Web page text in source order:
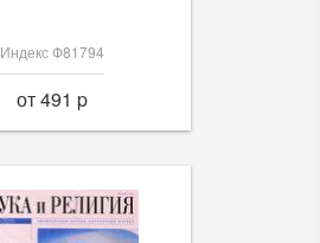
Индекс Ф81794
от 491 p